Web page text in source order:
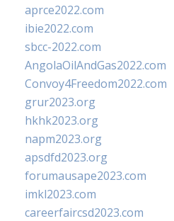
aprce2022.com
ibie2022.com
sbcc-2022.com
AngolaOilAndGas2022.com
Convoy4Freedom2022.com
grur2023.org
hkhk2023.org
napm2023.org
apsdfd2023.org
forumausape2023.com
imkl2023.com
careerfaircsd2023.com